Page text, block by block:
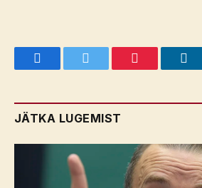
FacebookTwitter Pinterest
JÄTKA LUGEMIST